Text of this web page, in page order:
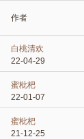
作者
白桃清欢
22-04-29
蜜枇杷
22-01-07
蜜枇杷
21-12-25